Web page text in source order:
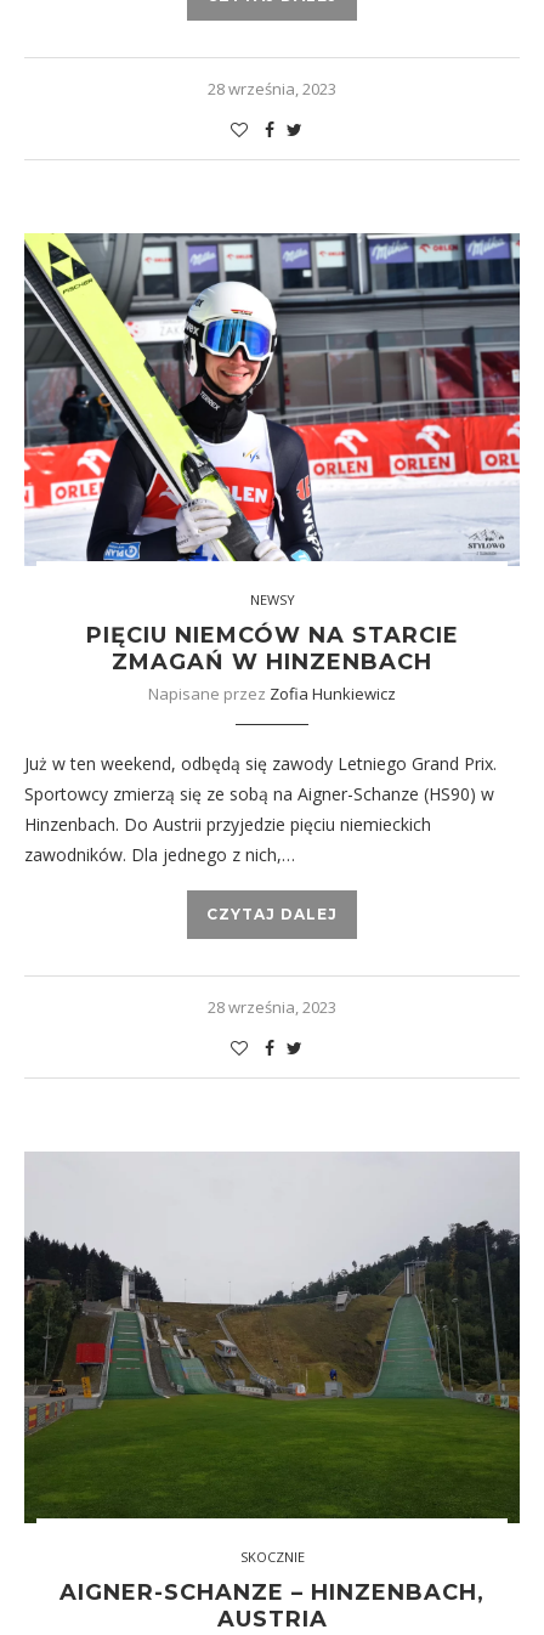
28 września, 2023
NEWSY
PIĘCIU NIEMCÓW NA STARCIE
ZMAGAŃ W HINZENBACH
Napisane przez Zofia Hunkiewicz
Już w ten weekend, odbędą się zawody Letniego Grand Prix.
Sportowcy zmierzą się ze sobą na Aigner-Schanze (HS90) w
Hinzenbach. Do Austrii przyjedzie pięciu niemieckich
zawodników. Dla jednego z nich,…
CZYTAJ DALEJ
28 września, 2023
SKOCZNIE
AIGNER-SCHANZE – HINZENBACH,
AUSTRIA